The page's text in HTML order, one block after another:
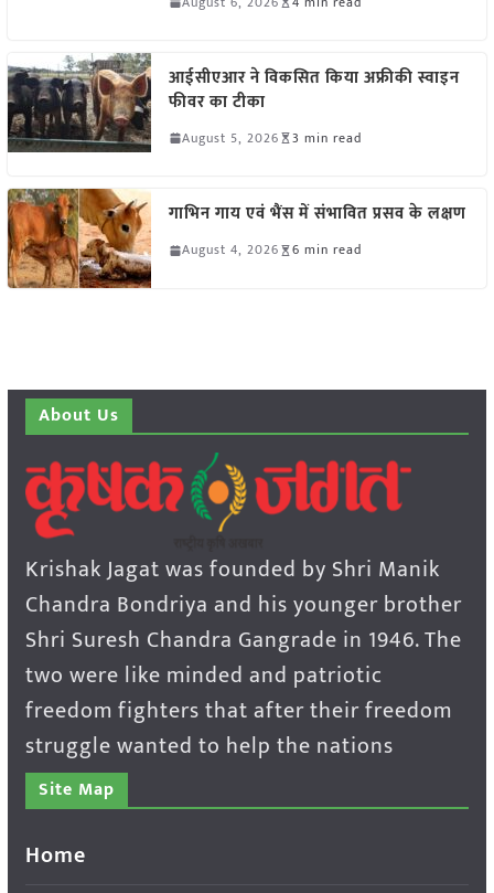
आईसीएआर ने विकसित किया अफ्रीकी स्वाइन
फीवर का टीका
August 5, 2026 3 min read
गाभिन गाय एवं भैंस में संभावित प्रसव के लक्षण
August 4, 2026 6 min read
About Us
Krishak Jagat was founded by Shri Manik
Chandra Bondriya and his younger brother
Shri Suresh Chandra Gangrade in 1946. The
two were like minded and patriotic
freedom fighters that after their freedom
struggle wanted to help the nations
Site Map
Home